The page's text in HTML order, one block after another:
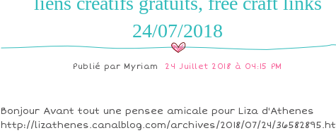
24/07/2018
Publié par Myriam 24 Juillet 2018 à 04:15 PM
Bonjour Avant tout une pensee amicale pour Liza d'Athenes
http://lizathenes.canalblog.com/archives/2018/07/24/